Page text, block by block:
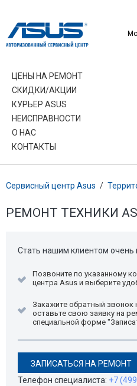
ЦЕНЫ НА РЕМОНТ
СКИДКИ/АКЦИИ
КУРЬЕР ASUS
НЕИСПРАВНОСТИ
О НАС
КОНТАКТЫ
Сервисный центр Asus /
РЕМОНТ ТЕХНИКИ
Стать нашим клиентом очень
Позвоните по указанному
центра Asus и выберите
Закажите обратный звонок
оставьте свою заявку на
специальной форме
ЗАПИСАТЬСЯ НА РЕМОНТ
Телефон специалиста: +7